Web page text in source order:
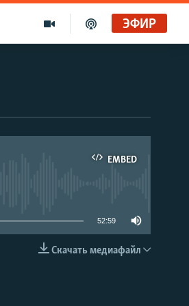
ЭФИР
EMBED
EMBED
52:59
Скачать медиафайл